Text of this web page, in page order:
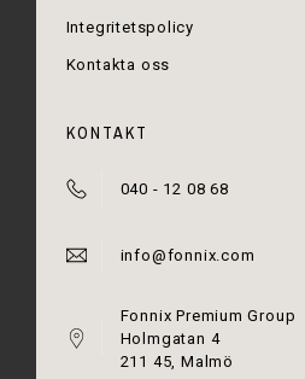
Integritetspolicy
Kontakta oss
KONTAKT
040 - 12 08 68
info@fonnix.com
Fonnix Premium Group
Holmgatan 4
211 45, Malmö